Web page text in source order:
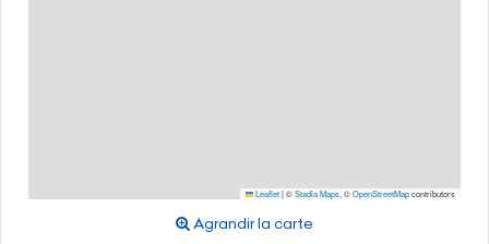
Leaflet|©Stadia Maps , ©OpenStreetMapcontributors
Agrandir la carte